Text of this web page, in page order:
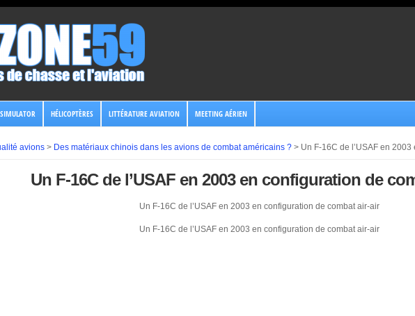
HÉLICOPTÈRES LITTÉRATURE AVIATION MEETING AÉRIEN
avions > Des matériaux chinois dans les avions de combat américains ? > Un F-16C de l’USAF en
Un F-16C de l’USAF en 2003 en configuration de
Un F-16C de l’USAF en 2003 en configuration de combat air-air
Un F-16C de l’USAF en 2003 en configuration de combat air-air